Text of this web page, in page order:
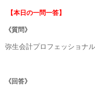
【本日の一問一答】
《質問》
弥生会計プロフェッショナ
《回答》